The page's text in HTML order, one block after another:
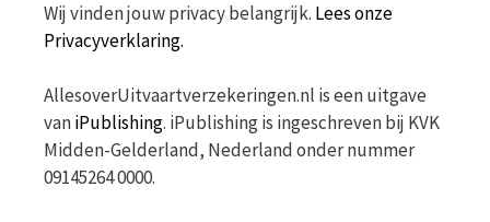
Wij vinden jouw privacy belangrijk. Lees onze
Privacyverklaring.
AllesoverUitvaartverzekeringen.nl is een uitgave
vaniPublishing. iPublishing is ingeschreven bij KVK
Midden-Gelderland, Nederland onder nummer
09145264 0000.